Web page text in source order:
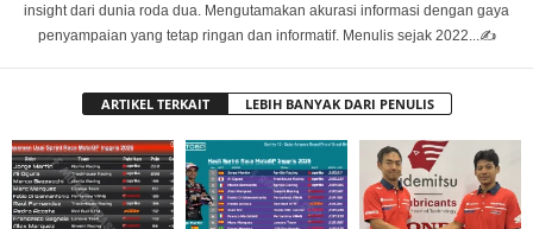
insight dari dunia roda dua. Mengutamakan akurasi informasi dengan gaya
penyampaian yang tetap ringan dan informatif. Menulis sejak 2022...✍️
ARTIKEL TERKAIT LEBIH BANYAK DARI PENULIS